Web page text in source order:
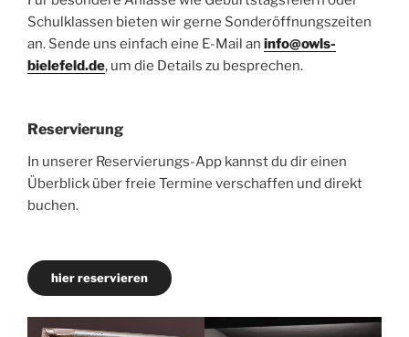
Schulklassen bieten wir gerne Sonderöffnungszeiten
an. Sende uns einfach eine E-Mail an info@owls-
bielefeld.de, um die Details zu besprechen.
Reservierung
In unserer Reservierungs-App kannst du dir einen
Überblick über freie Termine verschaffen und direkt
buchen.
hier reservieren